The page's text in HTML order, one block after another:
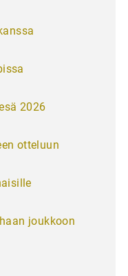
2026
otteluun
joukkoon